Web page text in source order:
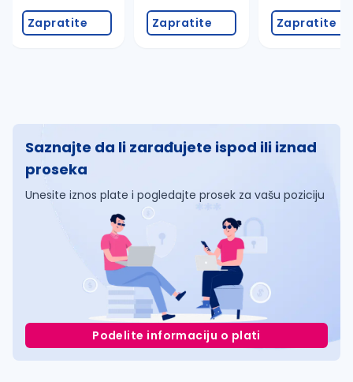
Zapratite Zapratite Zapratite
Saznajte da li zarađujete ispod ili iznad
proseka
Unesite iznos plate i pogledajte prosek za vašu poziciju
Podelite informaciju o plati